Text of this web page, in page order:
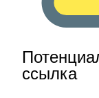
ссылка